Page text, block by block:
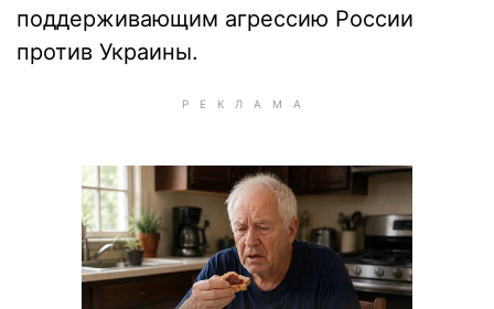
поддерживающим агрессию России
против Украины.